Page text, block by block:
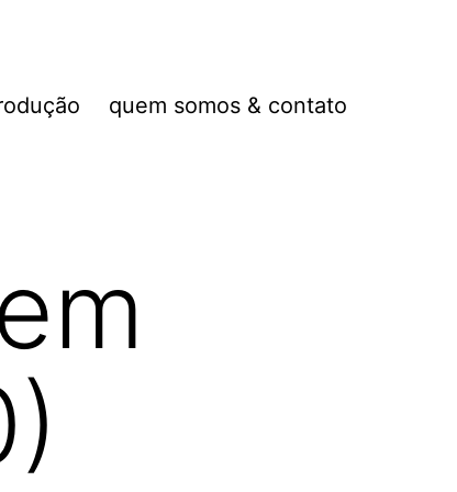
quem somos & contato